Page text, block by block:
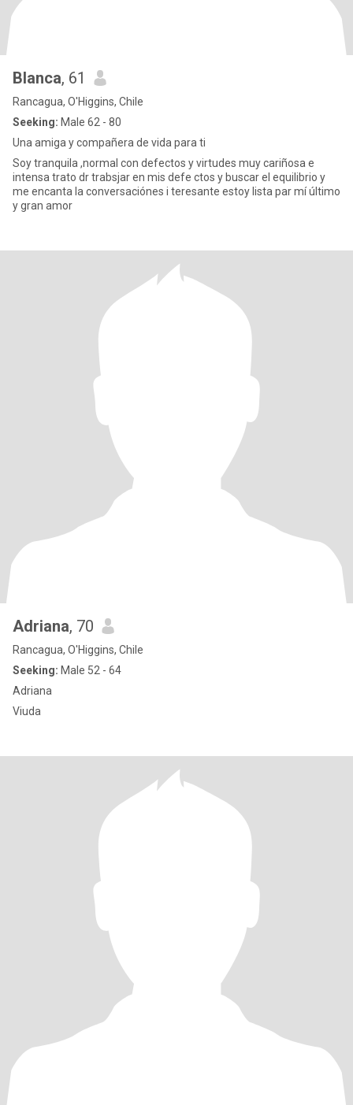
Blanca, 61
Rancagua, O'Higgins, Chile
Seeking: Male 62 - 80
Una amiga y compañera de vida para ti
Soy tranquila ,normal con defectos y virtudes muy cariñosa e
intensa trato dr trabsjar en mis defe ctos y buscar el equilibrio y
me encanta la conversaciónes i teresante estoy lista par mí último
y gran amor
Adriana, 70
Rancagua, O'Higgins, Chile
Seeking: Male 52 - 64
Adriana
Viuda